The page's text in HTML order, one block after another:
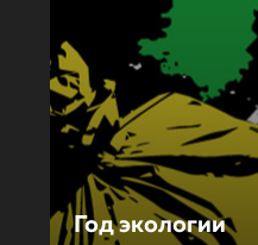
Год экологии